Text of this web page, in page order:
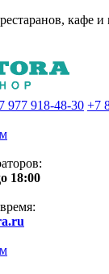
кафе и
977 918-48-30 +7
18:00